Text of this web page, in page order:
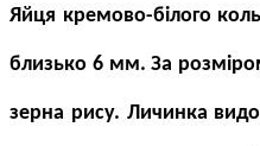
Яйця кремово-білого
близько 6 мм.За
зерна рису. Личинка